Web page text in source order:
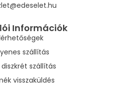
Információk
szállítás
diszkrét szállítás
visszaküldés